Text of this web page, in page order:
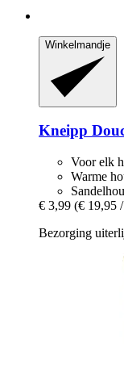
Winkelmandje
Kneipp
Voor elk
Warme
€ 3,99 (€ 19,95
Bezorging